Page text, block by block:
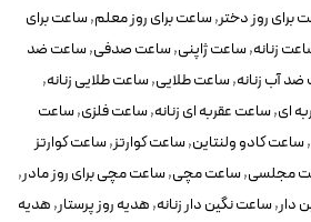
روز دختر,ساعت برای روز معلم,ساعت برای
زنانه,ساعت ژاپنی,ساعت صدفی,ساعت ضد
زنانه,ساعت طلایی,ساعت طلایی زنانه,
,ساعت عقربه ای زنانه,ساعت فلزی,ساعت
کادو ولنتاین,ساعت کوارتز,ساعت کوارتز
,ساعت مچی,ساعت مچی برای روز مادر,
,ساعت نگین دار زنانه,هدیه روز پرستار,هدیه